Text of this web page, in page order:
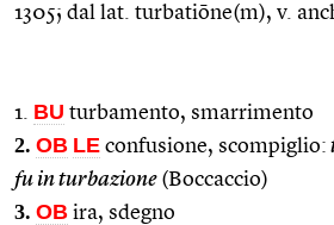
1305; dal lat. turbatiōne(m), v.
1. BU turbamento, smarrimento
2. OB LE confusione, scompiglio:
fu in turbazione(Boccaccio)
3. OB ira, sdegno